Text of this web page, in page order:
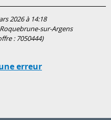
2026 à 14:18
sur-Argens
: 7050444)
erreur